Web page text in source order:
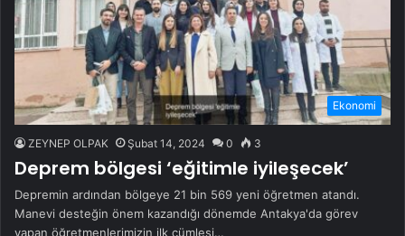
Ekonomi
ZEYNEP OLPAK Şubat 14, 2024 0 3
Deprem bölgesi ‘eğitimle iyileşecek’
Depremin ardından bölgeye 21 bin 569 yeni öğretmen atandı.
Manevi desteğin önem kazandığı dönemde Antakya'da görev
yapan öğretmenlerimizin ilk cümlesi…